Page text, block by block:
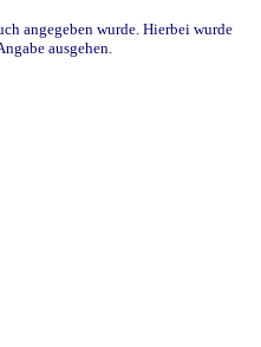
angegeben wurde. Hierbei wurde
ausgehen.